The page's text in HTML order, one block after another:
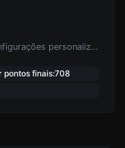
Gerar senhas com comprimento e configurações personalizadas.
pontos finais:708